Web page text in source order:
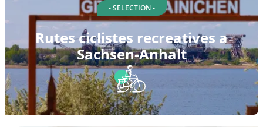
- SELECTION -
Rutes ciclistes recreatives a
Sachsen-Anhalt